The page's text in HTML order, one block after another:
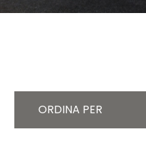
ORDINA PER